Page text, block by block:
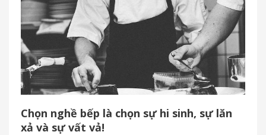
Chọn nghề bếp là chọn sự hi sinh, sự lăn
xả và sự vất vả!